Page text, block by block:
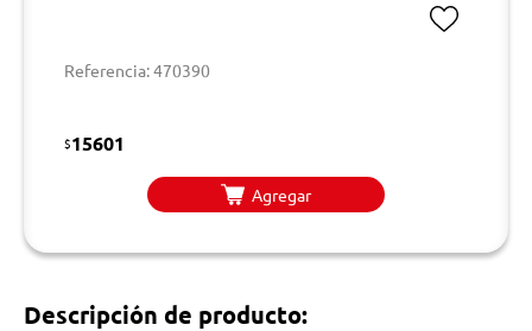
Referencia: 470390
$15601
Agregar
Descripción de producto: